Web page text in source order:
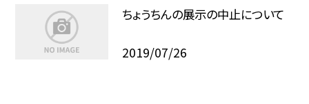
ちょうちんの展示の中止について
2019/07/26